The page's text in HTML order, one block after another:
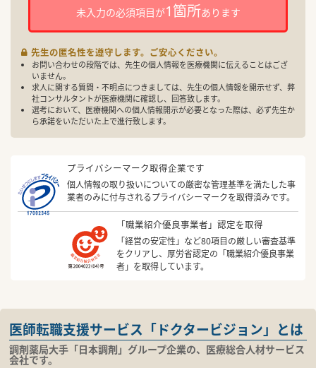
未入力の必須項目が1箇所あります
先生の匿名性を遵守します。ご安心ください。
お問い合わせの段階では、先生の個人情報を医療機関に伝えることはござ
いません。
求人に関する質問・不明点につきましては、先生の個人情報を開示せず、弊
社コンサルタントが医療機関に確認し、回答致します。
選考において、医療機関への個人情報開示が必要となった際は、必ず先生か
ら承諾をいただいた上で進行致します。
プライバシーマーク取得企業です
個人情報の取り扱いについての厳密な管理基準を満たした事
業者のみに付与されるプライバシーマークを取得済みです。
「職業紹介優良事業者」認定を取得
「経営の安定性」など80項目の厳しい審査基準
をクリアし、厚労省認定の「職業紹介優良事業
者」を取得しています。
医師転職支援サービス「ドクタービジョン」とは
調剤薬局大手「日本調剤」グループ企業の、医療総合人材サービス
会社です。